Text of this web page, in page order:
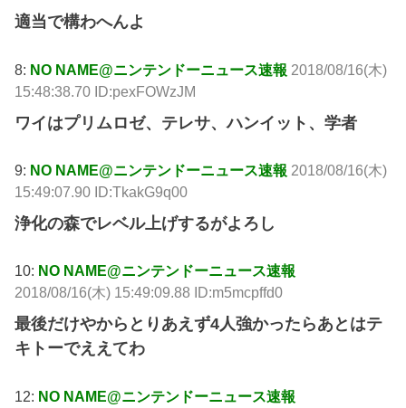
適当で構わへんよ
8: NO NAME@ニンテンドーニュース速報 2018/08/16(木)
15:48:38.70 ID:pexFOWzJM
ワイはプリムロゼ、テレサ、ハンイット、学者
9: NO NAME@ニンテンドーニュース速報 2018/08/16(木)
15:49:07.90 ID:TkakG9q00
浄化の森でレベル上げするがよろし
10: NO NAME@ニンテンドーニュース速報
2018/08/16(木) 15:49:09.88 ID:m5mcpffd0
最後だけやからとりあえず4人強かったらあとはテ
キトーでええてわ
12: NO NAME@ニンテンドーニュース速報